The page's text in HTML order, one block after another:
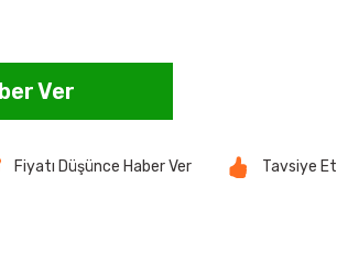
Ver
Fiyatı Düşünce Haber Ver Tavsiye Et